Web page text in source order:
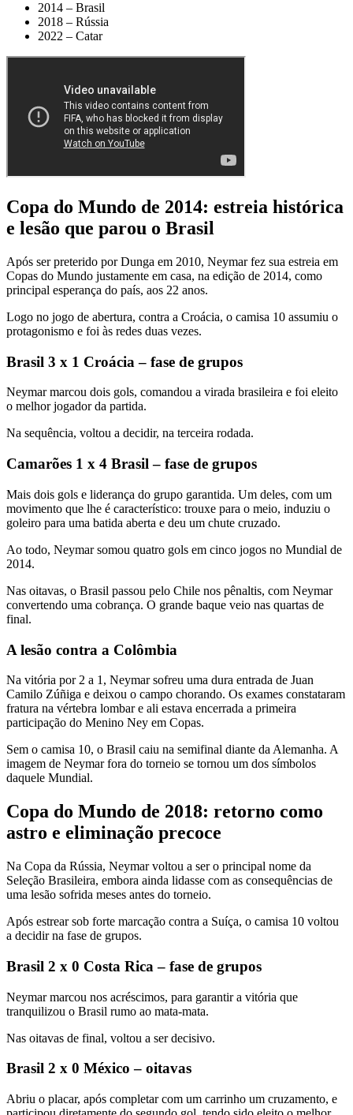
2014 – Brasil
2018 – Rússia
2022 – Catar
Copa do Mundo de 2014: estreia histórica
e lesão que parou o Brasil
Após ser preterido por Dunga em 2010, Neymar fez sua estreia em
Copas do Mundo justamente em casa, na edição de 2014, como
principal esperança do país, aos 22 anos.
Logo no jogo de abertura, contra a Croácia, o camisa 10 assumiu o
protagonismo e foi às redes duas vezes.
Brasil 3 x 1 Croácia – fase de grupos
Neymar marcou dois gols, comandou a virada brasileira e foi eleito
o melhor jogador da partida.
Na sequência, voltou a decidir, na terceira rodada.
Camarões 1 x 4 Brasil – fase de grupos
Mais dois gols e liderança do grupo garantida. Um deles, com um
movimento que lhe é característico: trouxe para o meio, induziu o
goleiro para uma batida aberta e deu um chute cruzado.
Ao todo, Neymar somou quatro gols em cinco jogos no Mundial de
2014.
Nas oitavas, o Brasil passou pelo Chile nos pênaltis, com Neymar
convertendo uma cobrança. O grande baque veio nas quartas de
final.
A lesão contra a Colômbia
Na vitória por 2 a 1, Neymar sofreu uma dura entrada de Juan
Camilo Zúñiga e deixou o campo chorando. Os exames constataram
fratura na vértebra lombar e ali estava encerrada a primeira
participação do Menino Ney em Copas.
Sem o camisa 10, o Brasil caiu na semifinal diante da Alemanha. A
imagem de Neymar fora do torneio se tornou um dos símbolos
daquele Mundial.
Copa do Mundo de 2018: retorno como
astro e eliminação precoce
Na Copa da Rússia, Neymar voltou a ser o principal nome da
Seleção Brasileira, embora ainda lidasse com as consequências de
uma lesão sofrida meses antes do torneio.
Após estrear sob forte marcação contra a Suíça, o camisa 10 voltou
a decidir na fase de grupos.
Brasil 2 x 0 Costa Rica – fase de grupos
Neymar marcou nos acréscimos, para garantir a vitória que
tranquilizou o Brasil rumo ao mata-mata.
Nas oitavas de final, voltou a ser decisivo.
Brasil 2 x 0 México – oitavas
Abriu o placar, após completar com um carrinho um cruzamento, e